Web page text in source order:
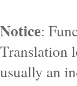
Notice:
Translation
usually an